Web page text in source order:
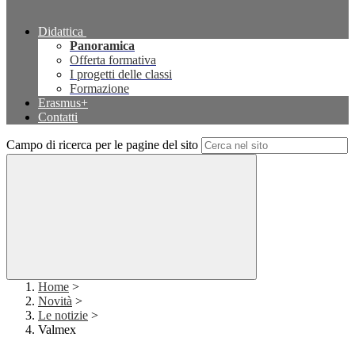
Didattica
Panoramica
Offerta formativa
I progetti delle classi
Formazione
Erasmus+
Contatti
Campo di ricerca per le pagine del sito
Home >
Novità >
Le notizie >
Valmex